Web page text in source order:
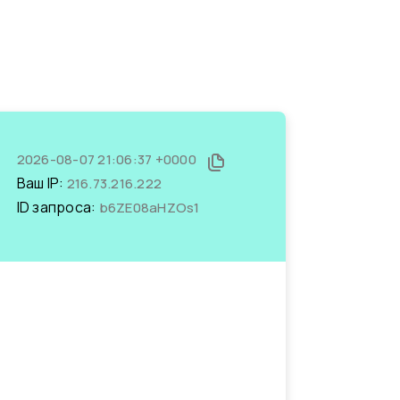
2026-08-07 21:06:37 +0000
Ваш IP: 216.73.216.222
ID запроса: b6ZE08aHZOs1